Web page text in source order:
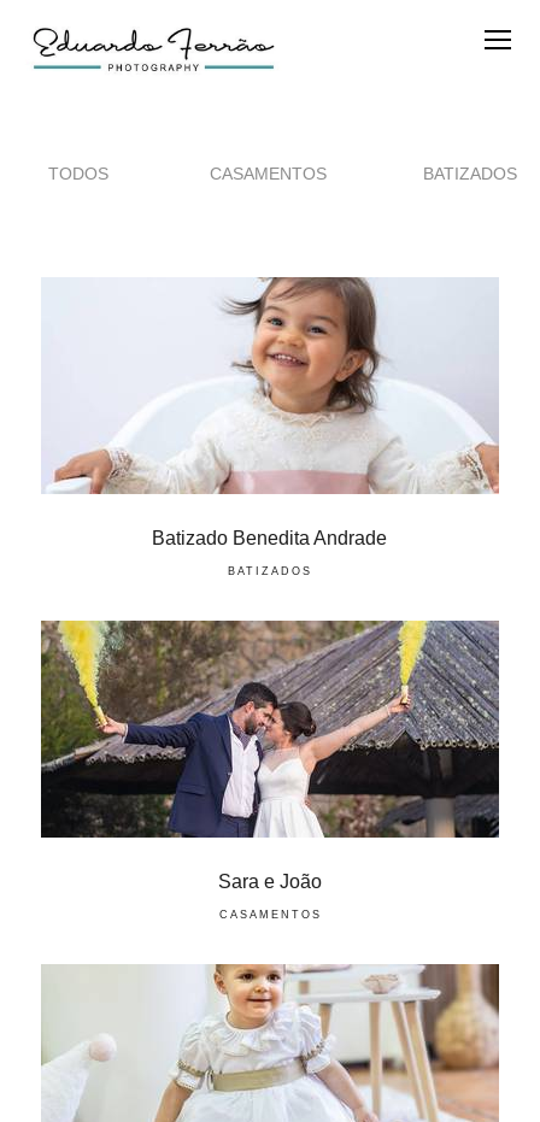
TODOS CASAMENTOS BATIZADOS
Batizado Benedita Andrade
BATIZADOS
Sara e João
CASAMENTOS